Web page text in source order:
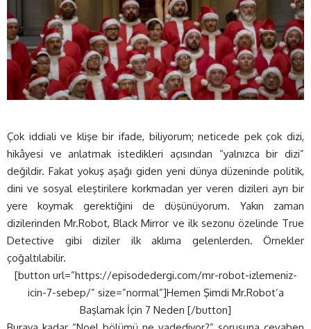
Çok iddiali ve klişe bir ifade, biliyorum; neticede pek çok dizi,
hikâyesi ve anlatmak istedikleri açısından “yalnızca bir dizi”
değildir. Fakat yokuş aşağı giden yeni dünya düzeninde politik,
dini ve sosyal eleştirilere korkmadan yer veren dizileri ayrı bir
yere koymak gerektiğini de düşünüyorum. Yakın zaman
dizilerinden Mr.Robot, Black Mirror ve ilk sezonu özelinde True
Detective gibi diziler ilk aklıma gelenlerden. Örnekler
çoğaltılabilir.
[button url=”https://episodedergi.com/mr-robot-izlemeniz-
icin-7-sebep/” size=”normal”]Hemen Şimdi Mr.Robot’a
Başlamak İçin 7 Neden [/button]